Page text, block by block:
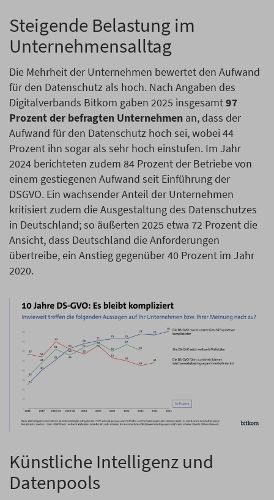
Steigende Belastung im
Unternehmensalltag
Die Mehrheit der Unternehmen bewertet den Aufwand
für den Datenschutz als hoch. Nach Angaben des
Digitalverbands Bitkom gaben 2025 insgesamt97
Prozent der befragten Unternehmen an, dass der
Aufwand für den Datenschutz hoch sei, wobei 44
Prozent ihn sogar als sehr hoch einstufen. Im Jahr
2024 berichteten zudem 84 Prozent der Betriebe von
einem gestiegenen Aufwand seit Einführung der
DSGVO. Ein wachsender Anteil der Unternehmen
kritisiert zudem die Ausgestaltung des Datenschutzes
in Deutschland; so äußerten 2025 etwa 72 Prozent die
Ansicht, dass Deutschland die Anforderungen
übertreibe, ein Anstieg gegenüber 40 Prozent im Jahr
2020.
Künstliche Intelligenz und
Datenpools